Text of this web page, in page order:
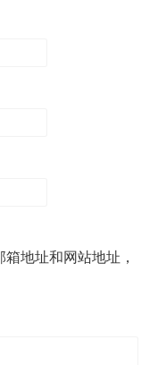
地址和网站地址，